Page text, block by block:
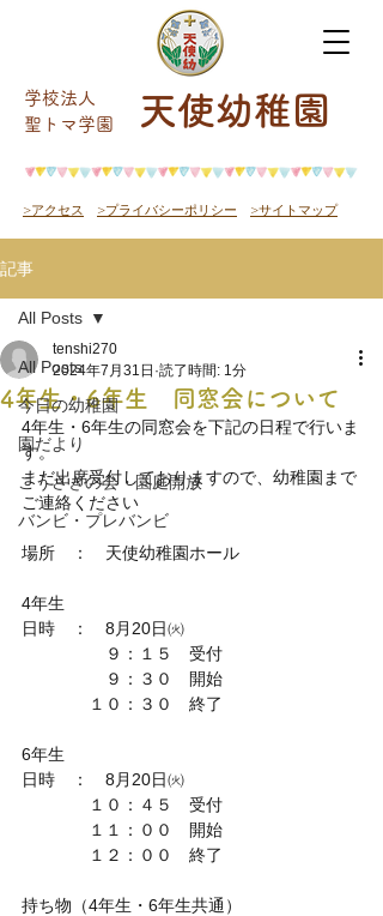
天使幼稚園
学校法人
​聖トマ学園
>アクセス >プライバシーポリシー >サイトマップ
記事
All Posts
今日の幼稚園
園だより
こうさぎの会・園庭開放
バンビ・プレバンビ
All Posts
4年生・6年生 同窓会について
tenshi270
2024年7月31日 読了時間: 1分
4年生・6年生の同窓会を下記の日程で行いま
す。
まだ出席受付しておりますので、幼稚園まで
ご連絡ください
場所　：　天使幼稚園ホール
4年生
日時　：　8月20日㈫
９：１５　受付
９：３０　開始
１０：３０　終了
6年生
日時　：　8月20日㈫
１０：４５　受付
１１：００　開始
１２：００　終了
持ち物（4年生・6年生共通）